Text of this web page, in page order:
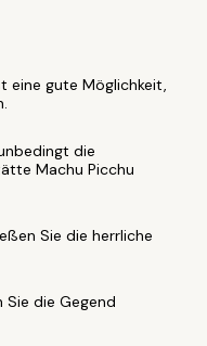
eine gute Möglichkeit,
die
Machu Picchu
Sie die herrliche
Sie die Gegend